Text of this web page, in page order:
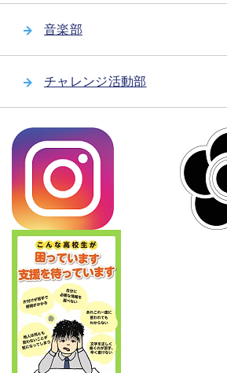
音楽部
チャレンジ活動部